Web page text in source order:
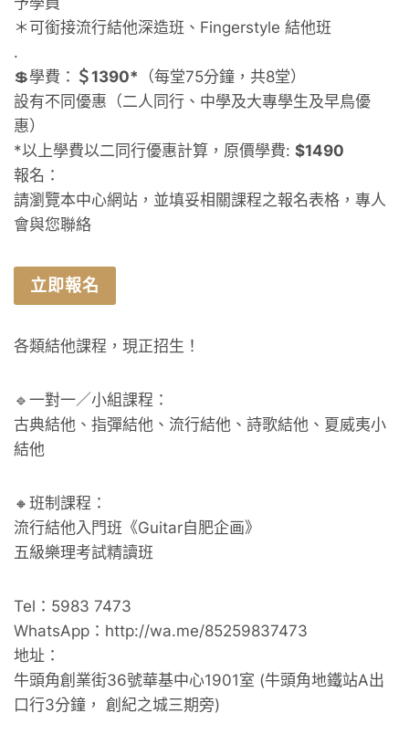
＊可銜接流行結他深造班、Fingerstyle 結他班
.
💲學費： ＄1390* （每堂75分鐘，共8堂）
設有不同優惠（二人同行、中學及大專學生及早鳥優
惠）
*以上學費以二同行優惠計算，原價學費: $1490
報名：
請瀏覽本中心網站，並填妥相關課程之報名表格，專人
會與您聯絡
立即報名
各類結他課程，現正招生！
🔹一對一／小組課程：
古典結他、指彈結他、流行結他、詩歌結他、夏威夷小
結他
🔸班制課程：
流行結他入門班《Guitar自肥企画》
五級樂理考試精讀班
Tel：5983 7473
WhatsApp：http://wa.me/85259837473
地址：
牛頭角創業街36號華基中心1901室 (牛頭角地鐵站A出
口行3分鐘， 創紀之城三期旁)